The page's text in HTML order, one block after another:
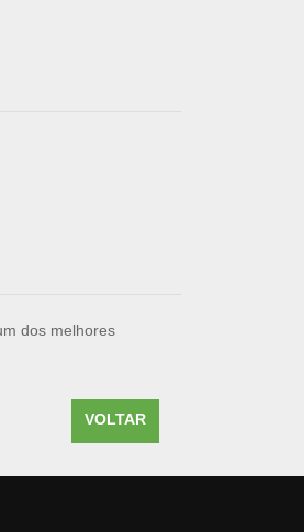
dos melhores
VOLTAR